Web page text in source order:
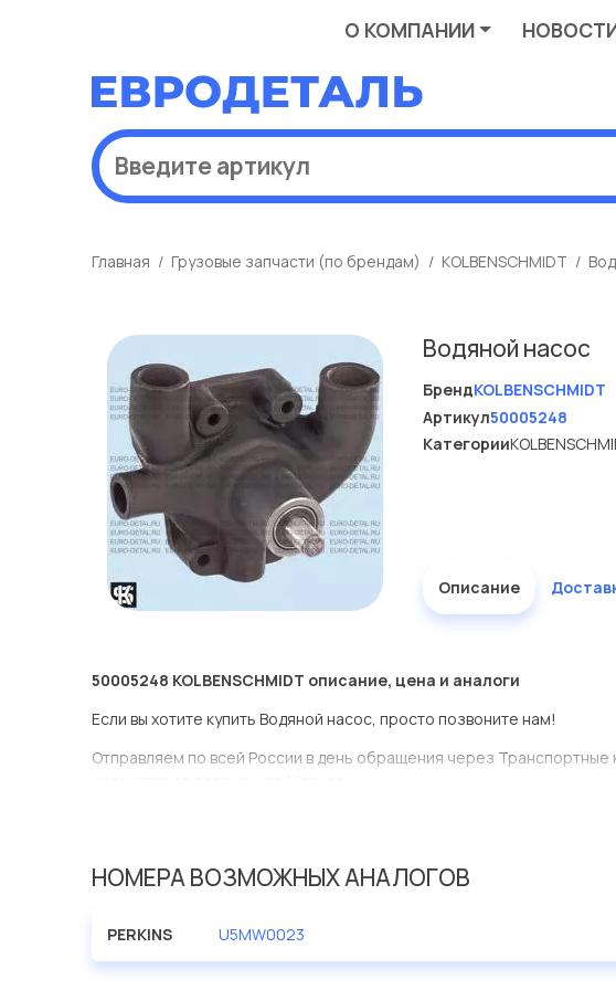
О КОМПАНИИ
Главная Грузовые запчасти (по брендам) KOLBENSCHMIDT
Водяной насос
БрендKOLBENSCHMIDT
Артикул50005248
Категории
Описание
50005248 KOLBENSCHMIDT описание, цена и аналоги
Если вы хотите купить Водяной насос, просто позвоните нам!
Отправляем по всей России в день обращения через Транспортные
Мы продаем сертифицированные колодки тормозные дисковые с
НОМЕРА ВОЗМОЖНЫХ АНАЛОГОВ
PERKINS U5MW0023